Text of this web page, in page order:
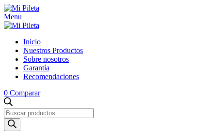
Menu
Inicio
Nuestros Productos
Sobre nosotros
Garantía
Recomendaciones
0 Comparar
Búsqueda
de
productos